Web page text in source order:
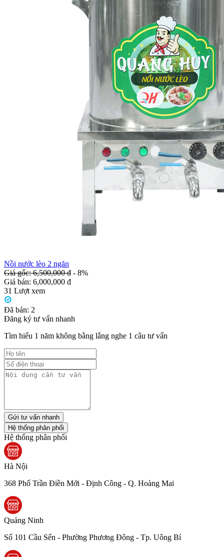
Nồi nước lèo 2 ngăn
Giá gốc: 6,500,000 đ - 8%
Giá bán: 6,000,000 đ
31 Lượt xem
Đã bán: 2
Đăng ký tư vấn nhanh
Tìm hiểu 1 năm không bằng lắng nghe 1 câu tư vấn
Gửi tư vấn nhanh
Hệ thống phân phối
Hệ thống phân phối
Hà Nội
368 Phố Trần Điền Mới - Định Công - Q. Hoàng Mai
Quảng Ninh
Số 101 Cầu Sến - Phường Phương Đông - Tp. Uông Bí